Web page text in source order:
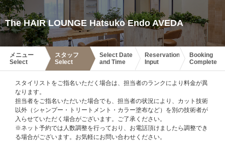
The HAIR LOUNGE Hatsuko Endo AVEDA
メニュー
Select
スタッフ
Select
Select Date
and Time
Reservation
Input
Booking
Complete
スタイリストをご指名いただく場合は、担当者のランクにより料金が異
なります。
担当者をご指名いただいた場合でも、担当者の状況により、カット技術
以外（シャンプー・トリートメント・カラー塗布など）を別の技術者が
入らせていただく場合がございます。ご了承ください。
※ネット予約では人数調整を行っており、お電話頂けましたら調整でき
る場合がございます。お気軽にお問い合わせください。